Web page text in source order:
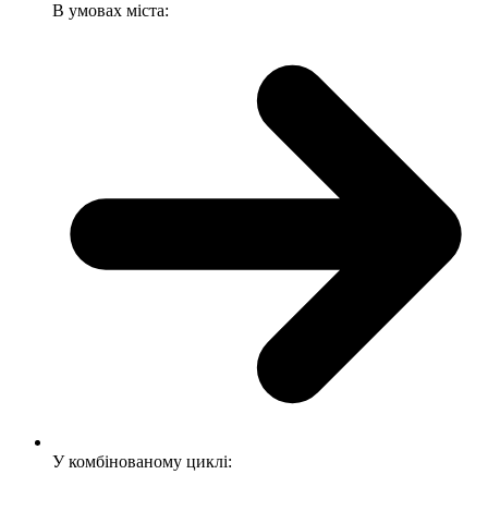
В умовах міста:
У комбінованому циклі: